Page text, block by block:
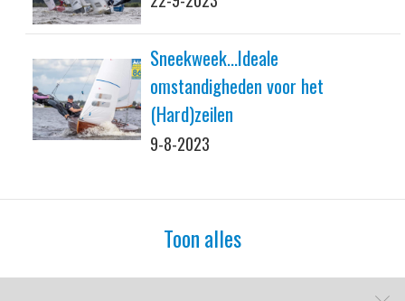
Sneekweek...Ideale
omstandigheden voor het
(Hard)zeilen
9-8-2023
Toon alles